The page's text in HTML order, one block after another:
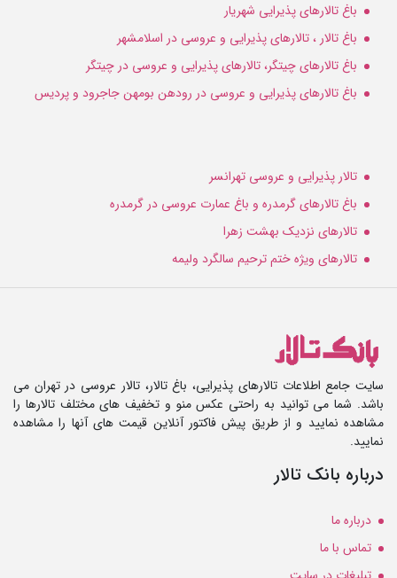
باغ تالارهای پذیرایی شهریار
باغ تالار ، تالارهای پذیرایی و عروسی در اسلامشهر
باغ تالارهای چیتگر، تالارهای پذیرایی و عروسی در چیتگر
باغ تالارهای پذیرایی و عروسی در رودهن بومهن جاجرود و پردیس
تالار پذیرایی و عروسی تهرانسر
باغ تالارهای گرمدره و باغ عمارت عروسی در گرمدره
تالارهای نزدیک بهشت زهرا
تالارهای ویژه ختم ترحیم سالگرد ولیمه
سایت جامع اطلاعات تالارهای پذیرایی، باغ تالار، تالار عروسی در تهران می
باشد. شما می توانید به راحتی عکس منو و تخفیف های مختلف تالارها را
مشاهده نمایید و از طریق پیش فاکتور آنلاین قیمت های آنها را مشاهده
نمایید.
درباره بانک تالار
درباره ما
تماس با ما